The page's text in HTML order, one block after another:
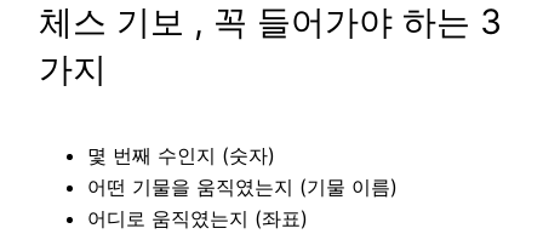
체스 기보 , 꼭 들어가야 하는 3
가지
몇 번째 수인지 (숫자)
어떤 기물을 움직였는지 (기물 이름)
어디로 움직였는지 (좌표)